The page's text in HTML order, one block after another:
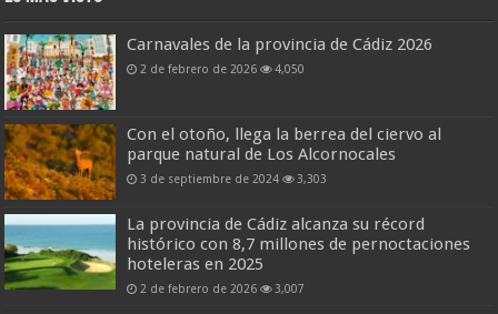
Carnavales de la provincia de Cádiz 2026
2 de febrero de 2026 4,050
Con el otoño, llega la berrea del ciervo al
parque natural de Los Alcornocales
3 de septiembre de 2024 3,303
La provincia de Cádiz alcanza su récord
histórico con 8,7 millones de pernoctaciones
hoteleras en 2025
2 de febrero de 2026 3,007